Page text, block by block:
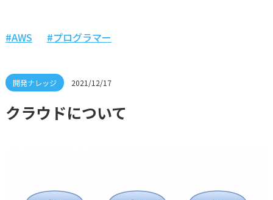
2021/12/17
AWS プログラマー
クラウドについて